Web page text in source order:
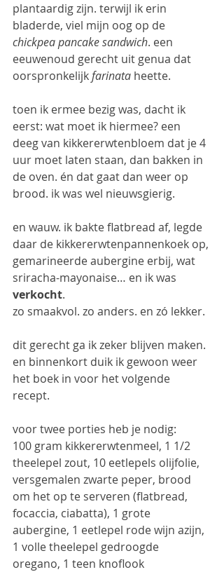
plantaardig zijn. terwijl ik erin
bladerde, viel mijn oog op de
chickpea pancake sandwich. een
eeuwenoud gerecht uit genua dat
oorspronkelijk farinata heette.
toen ik ermee bezig was, dacht ik
eerst: wat moet ik hiermee? een
deeg van kikkererwtenbloem dat je 4
uur moet laten staan, dan bakken in
de oven. én dat gaat dan weer op
brood. ik was wel nieuwsgierig.
en wauw. ik bakte flatbread af, legde
daar de kikkererwtenpannenkoek op,
gemarineerde aubergine erbij, wat
sriracha-mayonaise… en ik was
verkocht.
zo smaakvol. zo anders. en zó lekker.
dit gerecht ga ik zeker blijven maken.
en binnenkort duik ik gewoon weer
het boek in voor het volgende
recept.
voor twee porties heb je nodig:
100 gram kikkererwtenmeel, 1 1/2
theelepel zout, 10 eetlepels olijfolie,
versgemalen zwarte peper, brood
om het op te serveren (flatbread,
focaccia, ciabatta), 1 grote
aubergine, 1 eetlepel rode wijn azijn,
1 volle theelepel gedroogde
oregano, 1 teen knoflook